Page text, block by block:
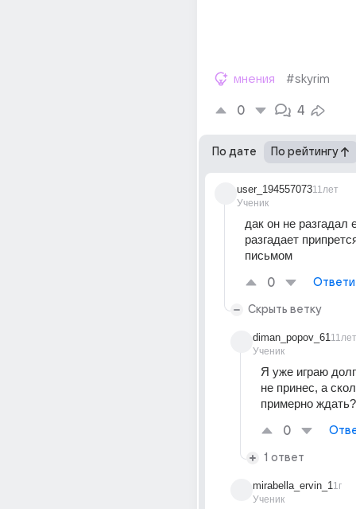
мнения #skyrim
0 4
По дате По рейтингу
user_194557073
Ученик
11лет
дак он не разгадал
разгадает
письмом
0
Скрыть ветку
diman_popov_61
Ученик
11лет
Я уже играю
не принес, а
примерно ждать?
0
1 ответ
mirabella_ervin_1
Ученик
1г